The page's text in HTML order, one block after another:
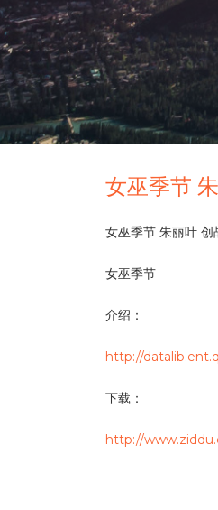
女巫季节
女巫季节 朱丽叶 创
女巫季节
介绍：
http://
下载：
http://